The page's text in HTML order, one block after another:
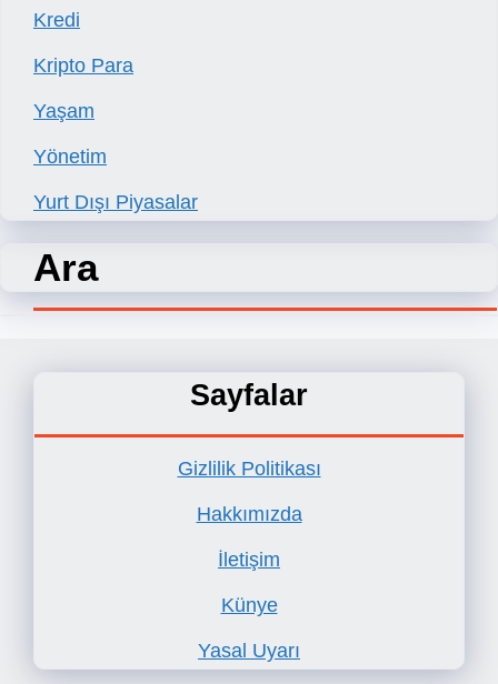
Kredi
Kripto Para
Yaşam
Yönetim
Yurt Dışı Piyasalar
Ara
Sayfalar
Gizlilik Politikası
Hakkımızda
İletişim
Künye
Yasal Uyarı